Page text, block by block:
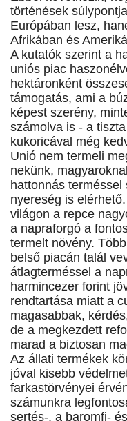
történések
Európában lesz,
Afrikában és
A kutatók szerint a
uniós piac
hektáronként
támogatás, ami a
képest szerény,
számolva is - a
kukoricával még
Unió nem termeli
nekünk,
hattonnás
nyereség is
világon a repce
a napraforgó a
termelt növény.
belső piacán talál
átlagterméssel a
harmincezer forint
rendtartása miatt a
magasabbak,
de a megkezdett
marad a biztosan
Az állati termékek
jóval kisebb
farkastörvényei
számunkra
sertés-, a baromfi-